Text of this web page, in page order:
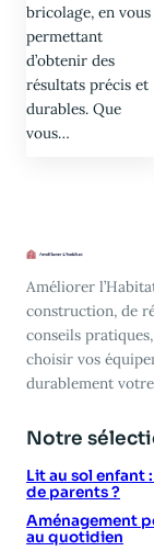
bricolage, en vous
permettant
d’obtenir des
résultats précis et
durables. Que
vous…
Améliorer
construction, de
conseils
choisir vos
durablement
Notre
Lit au sol enfant
de parents ?
Aménagement
au quotidien